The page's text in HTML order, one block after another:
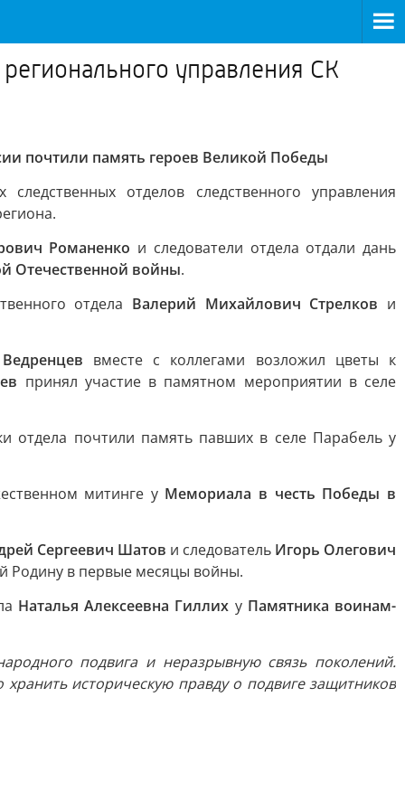
управления СК
почтили память героев Великой Победы
отделов следственного управления
Романенко и следователи отдела отдали дань
Отечественной войны.
отдела Валерий Михайлович Стрелков и
вместе с коллегами возложил цветы к
принял участие в памятном мероприятии в селе
отдела почтили память павших в селе Парабель у
митинге у Мемориала в честь Победы в
Сергеевич Шатов и следователь Игорь Олегович
Родину в первые месяцы войны.
Наталья Алексеевна Гиллих у Памятника воинам-
подвига и неразрывную связь поколений.
историческую правду о подвиге защитников